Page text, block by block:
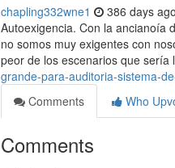
chapling332wne1 386 days ago
Autoexigencia. Con la ancianoía
no somos muy exigentes con
peor de los escenarios que sería
grande-para-auditoria-sistema-
Comments
Who
Comments